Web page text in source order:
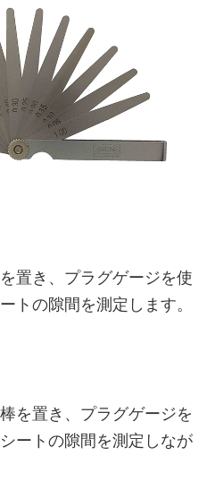
置き、プラグゲージを使
トの隙間を測定します。
を置き、プラグゲージを
ートの隙間を測定しなが